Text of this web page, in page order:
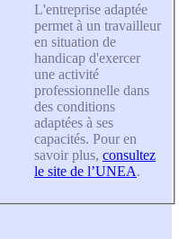
L'entreprise adaptée
permet à un travailleur
en situation de
handicap d'exercer
une activité
professionnelle dans
des conditions
adaptées à ses
capacités. Pour en
savoir plus, consultez
le site de l’UNEA.